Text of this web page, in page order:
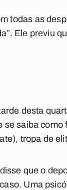
todas as
Ele previu
desta
saiba
tropa de
que o
Uma